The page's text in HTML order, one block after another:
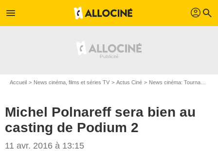
menu profil search
Accueil News cinéma, films et séries TV Actus Ciné News cinéma: Tournages
Michel Polnareff sera bien au
casting de Podium 2
11 avr. 2016 à 13:15